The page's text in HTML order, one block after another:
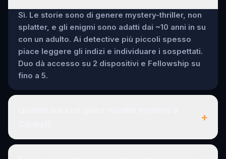
Sì. Le storie sono di genere mystery-thriller, non
splatter, e gli enigmi sono adatti dai ~10 anni in su
con un adulto. Ai detective più piccoli spesso
piace leggere gli indizi e individuare i sospettati.
Duo dà accesso su 2 dispositivi e Fellowship su
fino a 5.
+